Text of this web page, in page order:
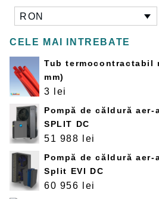
RON
CELE MAI INTREBATE
Tub termocontractabil
mm)
3 lei
Pompă de căldură aer-
SPLIT DC
51 988 lei
Pompă de căldură aer-
Split EVI DC
60 956 lei